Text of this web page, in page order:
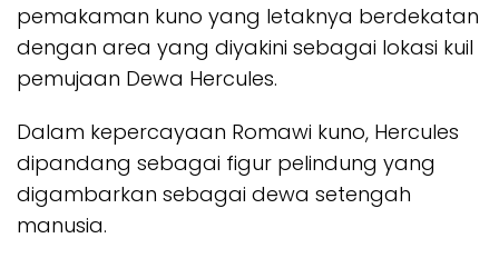
pemakaman kuno yang letaknya berdekatan
dengan area yang diyakini sebagai lokasi kuil
pemujaan Dewa Hercules.
Dalam kepercayaan Romawi kuno, Hercules
dipandang sebagai figur pelindung yang
digambarkan sebagai dewa setengah
manusia.